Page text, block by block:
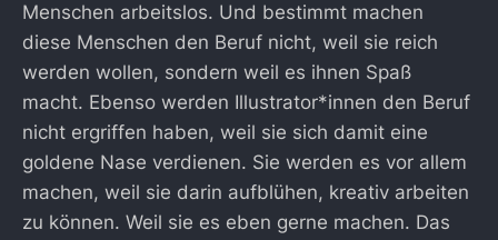
Menschen arbeitslos. Und bestimmt machen
diese Menschen den Beruf nicht, weil sie reich
werden wollen, sondern weil es ihnen Spaß
macht. Ebenso werden Illustrator*innen den Beruf
nicht ergriffen haben, weil sie sich damit eine
goldene Nase verdienen. Sie werden es vor allem
machen, weil sie darin aufblühen, kreativ arbeiten
zu können. Weil sie es eben gerne machen. Das